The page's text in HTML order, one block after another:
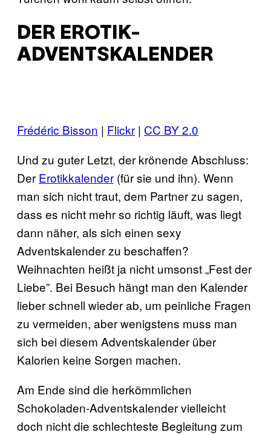
DER EROTIK-
ADVENTSKALENDER
Frédéric Bisson | Flickr | CC BY 2.0
Und zu guter Letzt, der krönende Abschluss:
Der Erotikkalender (für sie und ihn). Wenn
man sich nicht traut, dem Partner zu sagen,
dass es nicht mehr so richtig läuft, was liegt
dann näher, als sich einen sexy
Adventskalender zu beschaffen?
Weihnachten heißt ja nicht umsonst „Fest der
Liebe”. Bei Besuch hängt man den Kalender
lieber schnell wieder ab, um peinliche Fragen
zu vermeiden, aber wenigstens muss man
sich bei diesem Adventskalender über
Kalorien keine Sorgen machen.
Am Ende sind die herkömmlichen
Schokoladen-Adventskalender vielleicht
doch nicht die schlechteste Begleitung zum